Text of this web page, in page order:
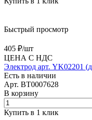
Быстрый просмотр
405 ₽/шт
ЦЕНА С НДС
Электрод арт. YK02201
Есть в наличии
Арт. BT0007628
В корзину
Купить в 1 клик